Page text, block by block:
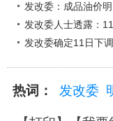
发改委：成品油价
发改委人士透露：
发改委确定11日下
热词： 发改委